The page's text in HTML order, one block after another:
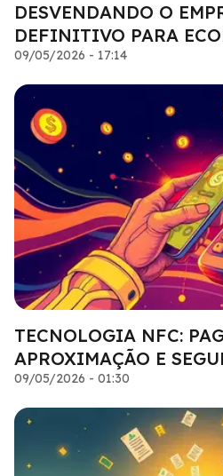
DESVENDANDO O
DEFINITIVO PARA
09/05/2026 - 17:14
TECNOLOGIA NFC:
APROXIMAÇÃO E
09/05/2026 - 01:30